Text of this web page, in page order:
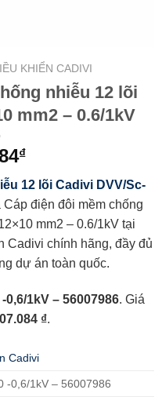
KHIỂN CADIVI
nhiễu 12 lõi
mm2 – 0.6/1kV
₫
12 lõi Cadivi DVV/Sc-
điện đôi mềm chống
mm2 – 0.6/1kV tại
chính hãng, đầy đủ
dự án toàn quốc.
0,6/1kV – 56007986. Giá
₫.
Cadivi
-0,6/1kV – 56007986